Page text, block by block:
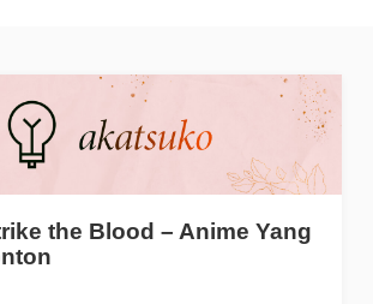
the Blood – Anime Yang